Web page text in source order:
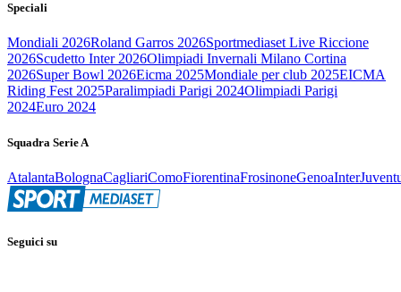
Speciali
Mondiali 2026Roland Garros 2026Sportmediaset Live Riccione
2026Scudetto Inter 2026Olimpiadi Invernali Milano Cortina
2026Super Bowl 2026Eicma 2025Mondiale per club 2025EICMA
Riding Fest 2025Paralimpiadi Parigi 2024Olimpiadi Parigi
2024Euro 2024
Squadra Serie A
AtalantaBolognaCagliariComoFiorentinaFrosinoneGenoaInter
Seguici su